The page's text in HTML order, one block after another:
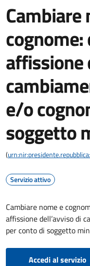
Cambiare
affissione
e/o
soggetto
(
Servizio attivo
Cambiare nome e
affissione dell’avviso di
per conto di soggetto
Accedi al servizio